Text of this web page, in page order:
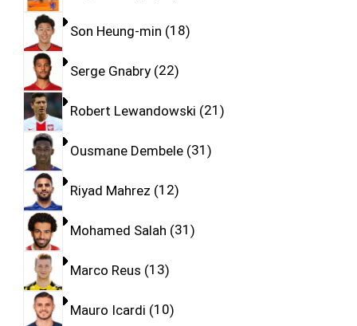
Son Heung-min 18
Serge Gnabry 22
Robert Lewandowski 21
Ousmane Dembele 31
Riyad Mahrez 12
Mohamed Salah 31
Marco Reus 13
Mauro Icardi 10